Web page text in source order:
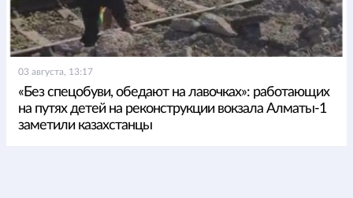
03 августа, 13:17
«Без спецобуви, обедают на лавочках»: работающих
на путях детей на реконструкции вокзала Алматы-1
заметили казахстанцы